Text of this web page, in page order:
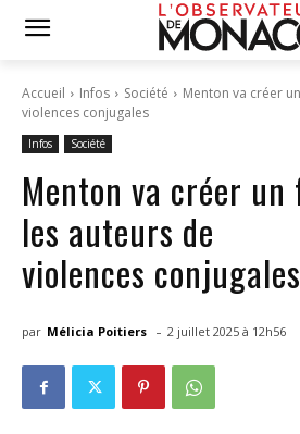
Accueil Infos Société
Menton va créer
violences conjugales
Infos Société
Menton va créer un
les auteurs de
violences conjugales
par Mélicia Poitiers - 2 juillet 2025 à 12h56